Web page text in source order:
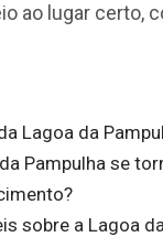
ao lugar certo,
Lagoa da
Pampulha se
sobre a Lagoa